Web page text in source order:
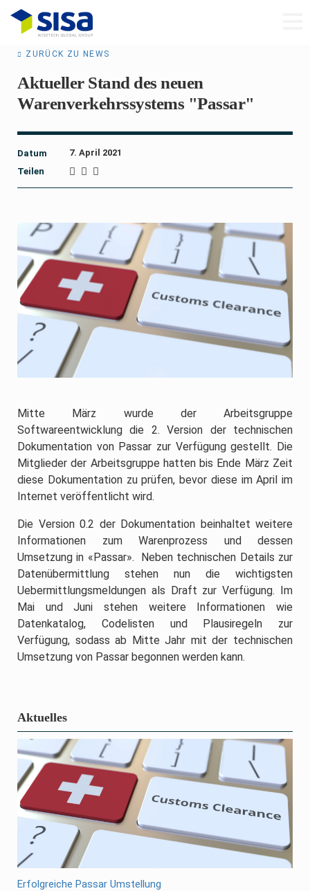
ZURÜCK ZU NEWS
Aktueller Stand des neuen
Warenverkehrssystems "Passar"
Datum
7. April 2021
Teilen
Mitte März wurde der Arbeitsgruppe
Softwareentwicklung die 2. Version der technischen
Dokumentation von Passar zur Verfügung gestellt. Die
Mitglieder der Arbeitsgruppe hatten bis Ende März Zeit
diese Dokumentation zu prüfen, bevor diese im April im
Internet veröffentlicht wird.
Die Version 0.2 der Dokumentation beinhaltet weitere
Informationen zum Warenprozess und dessen
Umsetzung in «Passar». Neben technischen Details zur
Datenübermittlung stehen nun die wichtigsten
Uebermittlungsmeldungen als Draft zur Verfügung. Im
Mai und Juni stehen weitere Informationen wie
Datenkatalog, Codelisten und Plausiregeln zur
Verfügung, sodass ab Mitte Jahr mit der technischen
Umsetzung von Passar begonnen werden kann.
Aktuelles
Erfolgreiche Passar Umstellung